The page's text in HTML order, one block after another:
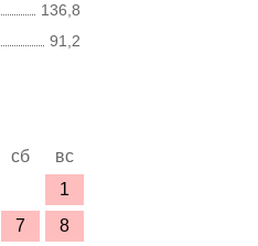
136,8
91,2
сб
вс
1
7
8